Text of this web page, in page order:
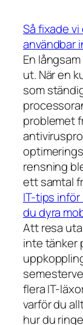
Så fixade
användbar
En
ut. När en
som
problemet
rensning
ett samtal
IT-tips inför
du dyra
Att resa
inte tänker
flera IT-
varför du
hur du